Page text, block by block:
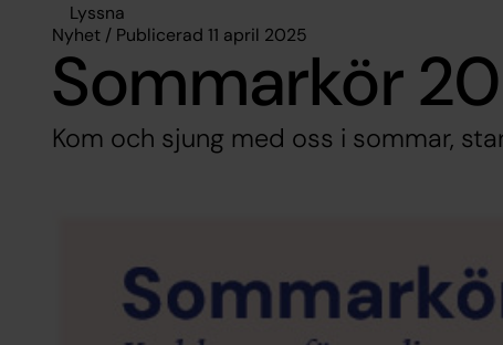
Lyssna
Nyhet / Publicerad 11 april 2025
Sommarkör
Kom och sjung med oss i sommar,